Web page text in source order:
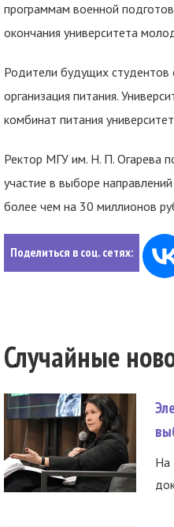
программам военной
окончания университета
Родители будущих
организация питания.
комбинат питания
Ректор МГУ им. Н. П. Огарева
участие в выборе
более чем на 30 миллионов
Поделиться в соц. сетях:
Случайные
На